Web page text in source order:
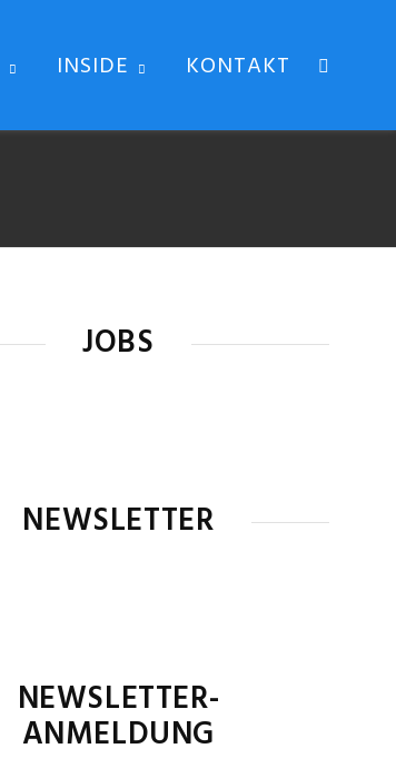
INSIDE KONTAKT
JOBS
NEWSLETTER
NEWSLETTER-
ANMELDUNG